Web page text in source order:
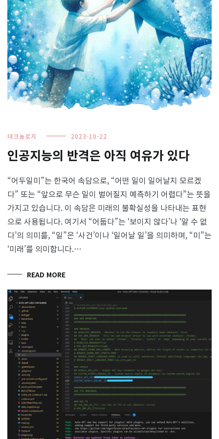
테크놀로지 2023-10-22
인공지능의 반격은 아직 여유가 있다
“어두일미”는 한국어 속담으로, “어떤 일이 일어날지 모르겠
다” 또는 “앞으로 무슨 일이 벌어질지 예측하기 어렵다”는 뜻을
가지고 있습니다. 이 속담은 미래의 불확실성을 나타내는 표현
으로 사용됩니다. 여기서 “어둡다”는 ‘보이지 않다’나 ‘알 수 없
다’의 의미를, “일”은 ‘사건’이나 ‘일어날 일’을 의미하며, “미”는
‘미래’를 의미합니다.…
READ MORE